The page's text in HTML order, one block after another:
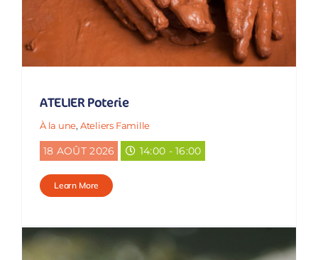
ATELIER Poterie
À la une, Ateliers Famille
18 AOÛT 2026 14:00 - 16:00
Learn More